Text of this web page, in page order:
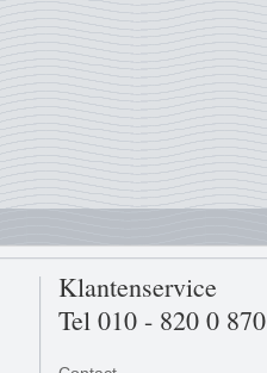
Klantenservice
Tel 010 - 820 0 870